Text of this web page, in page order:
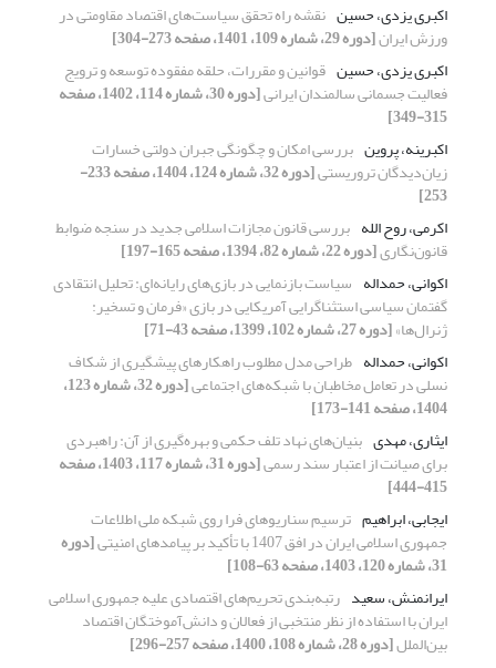
اکبری یزدی، حسین نقشه راه تحقق سیاست‌های اقتصاد مقاومتی در
ورزش ایران[دوره 29، شماره 109، 1401، صفحه 273-304]
اکبری یزدی، حسین قوانین و مقررات، حلقه مفقوده توسعه و ترویج
فعالیت جسمانی سالمندان ایرانی [دوره 30، شماره 114، 1402، صفحه
315-349]
اکبرینه، پروین بررسی امکان و چگونگی جبران دولتی خسارات
زیان‌دیدگان تروریستی [دوره 32، شماره 124، 1404، صفحه 233-
253]
اکرمی، روح الله بررسی قانون مجازات اسلامی جدید در سنجه ضوابط
قانون‌نگاری[دوره 22، شماره 82، 1394، صفحه 165-197]
اکوانی، حمداله سیاست بازنمایی در بازی‌های رایانه‌ای: تحلیل انتقادی
گفتمان سیاسی استثناگرایی آمریکایی در بازی «فرمان و تسخیر:
ژنرال‌ها»[دوره 27، شماره 102، 1399، صفحه 43-71]
اکوانی، حمداله طراحی مدل مطلوب راهکارهای پیشگیری از شکاف
نسلی در تعامل مخاطبان با شبکه‌های اجتماعی [دوره 32، شماره 123،
1404، صفحه 141-173]
ایثاری، مهدی بنیان‌های نهاد تلف حکمی و بهره‌گیری از آن: راهبردی
برای صیانت از اعتبار سند رسمی [دوره 31، شماره 117، 1403، صفحه
415-444]
ایجابی، ابراهیم ترسیم سناریوهای فرا روی شبکه ملی اطلاعات
جمهوری اسلامی ایران در افق 1407 با تأکید بر پیامدهای امنیتی [دوره
31، شماره 120، 1403، صفحه 63-108]
ایرانمنش، سعید رتبه‌بندی تحریم‌های اقتصادی علیه جمهوری اسلامی
ایران با استفاده از نظر منتخبی از فعالان و دانش‌آموختگان اقتصاد
بین‌الملل[دوره 28، شماره 108، 1400، صفحه 257-296]